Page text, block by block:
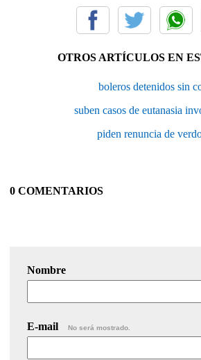
OTROS ARTÍCULOS EN
boleros detenidos sin
suben casos de eutanasia
piden renuncia de
0 COMENTARIOS
Nombre
E-mail No será mostrado.